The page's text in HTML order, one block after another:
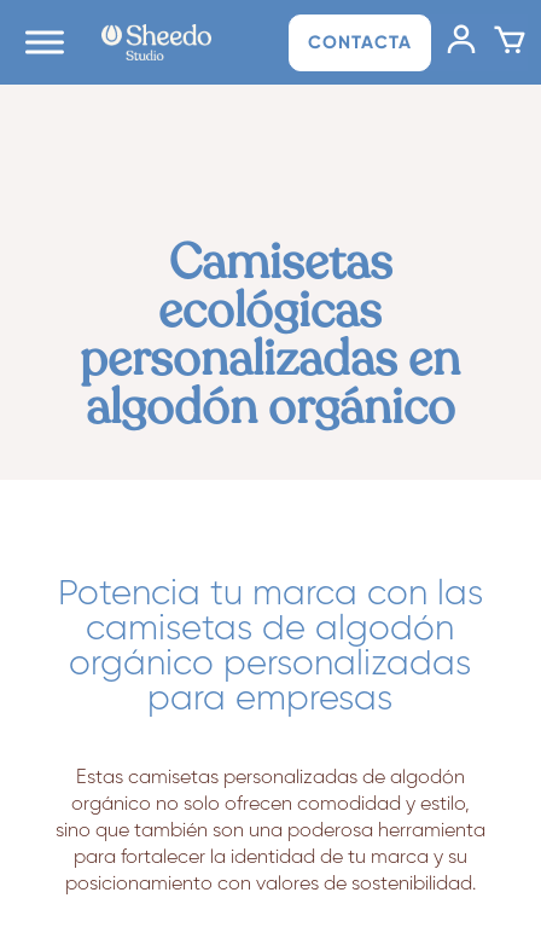
CONTACTA
Camisetas
ecológicas
personalizadas en
algodón orgánico
Potencia tu marca con las
camisetas de algodón
orgánico personalizadas
para empresas
Estas camisetas personalizadas de algodón
orgánico no solo ofrecen comodidad y estilo,
sino que también son una poderosa herramienta
para fortalecer la identidad de tu marca y su
posicionamiento con valores de sostenibilidad.